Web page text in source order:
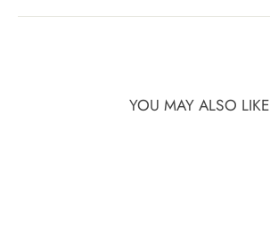
YOU MAY ALSO LIKE